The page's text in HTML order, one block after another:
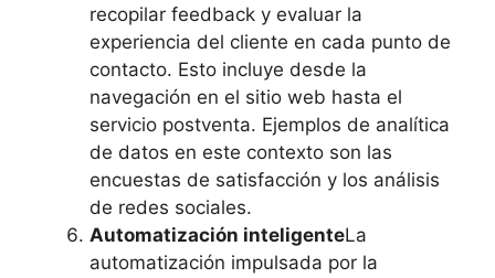
recopilar feedback y evaluar la
experiencia del cliente en cada punto de
contacto. Esto incluye desde la
navegación en el sitio web hasta el
servicio postventa. Ejemplos de analítica
de datos en este contexto son las
encuestas de satisfacción y los análisis
de redes sociales.
Automatización inteligenteLa
automatización impulsada por la